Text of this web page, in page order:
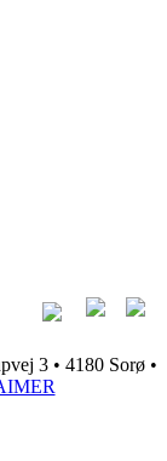
3 • 4180 Sorø •